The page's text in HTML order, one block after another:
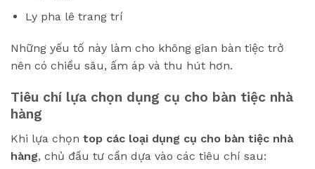
Ly pha lê trang trí
Những yếu tố này làm cho không gian bàn tiệc trở
nên có chiều sâu, ấm áp và thu hút hơn.
Tiêu chí lựa chọn dụng cụ cho bàn tiệc nhà
hàng
Khi lựa chọn top các loại dụng cụ cho bàn tiệc nhà
hàng, chủ đầu tư cần dựa vào các tiêu chí sau: